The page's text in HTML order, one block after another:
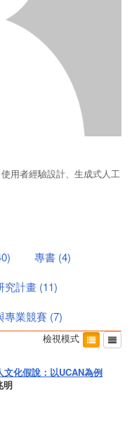
用者經驗設計、生成式人工
) 專書 (4)
究計畫 (11)
專業競賽 (7)
檢視模式
化假說：以UCAN為例
明